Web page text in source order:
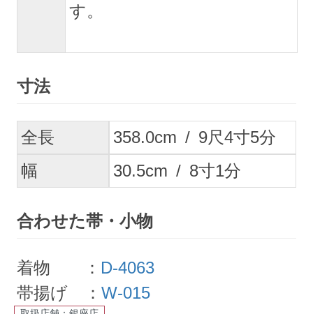
す。
寸法
全長 358.0cm / 9尺4寸5分
幅
30.5cm / 8寸1分
合わせた帯・小物
着物 ： D-4063
帯揚げ ：W-015